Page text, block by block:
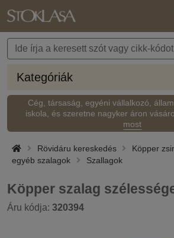
Kategóriák
Cég, társaság, egyéni vállalkozó,
iskola, és szeretne nagyker áron
most
Rövidáru kereskedés
Köpper
egyéb szalagok
Szallagok
Köpper szalag
Áru kódja: 320394